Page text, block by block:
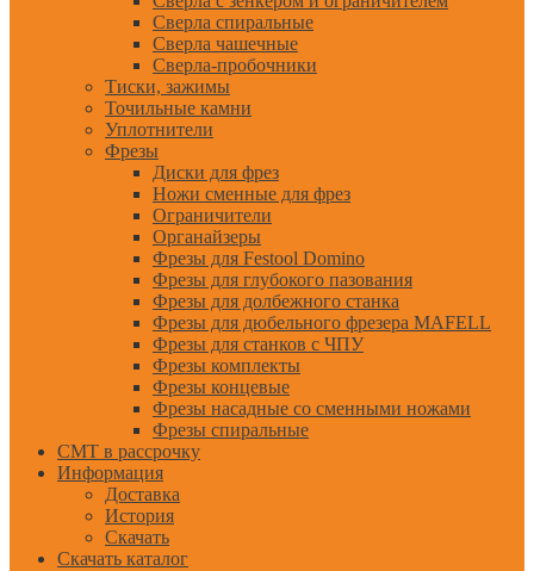
Сверла спиральные
Сверла чашечные
Сверла-пробочники
Тиски, зажимы
Точильные камни
Уплотнители
Фрезы
Диски для фрез
Ножи сменные для фрез
Ограничители
Органайзеры
Фрезы для Festool Domino
Фрезы для глубокого пазования
Фрезы для долбежного станка
Фрезы для дюбельного фрезера MAFELL
Фрезы для станков с ЧПУ
Фрезы комплекты
Фрезы концевые
Фрезы насадные со сменными ножами
Фрезы спиральные
CMT в рассрочку
Информация
Доставка
История
Скачать
Скачать каталог